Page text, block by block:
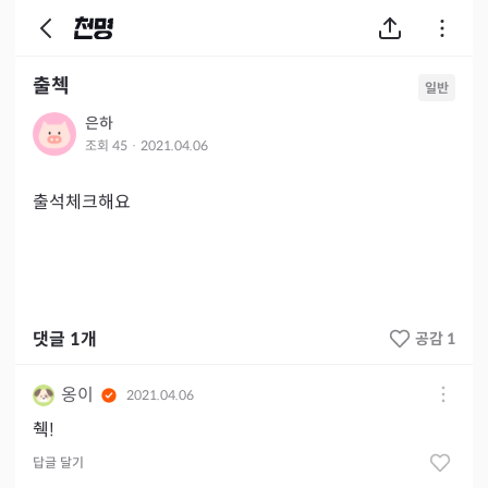
출첵 일반
은하
조회 45 · 2021.04.06
출석체크해요
댓글 1개 공감 1
옹이 2021.04.06
췍!
답글 달기